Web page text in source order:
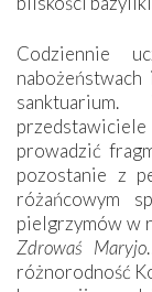
Codziennie
prowadzić
pozostanie z
różańcowym
pielgrzymów w
Zdrowaś Maryjo
różnorodność